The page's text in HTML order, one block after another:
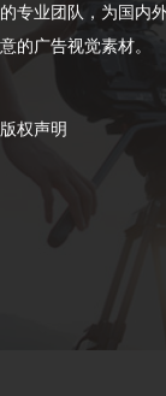
的专业团队，为国内
意的广告视觉素材。
版权声明